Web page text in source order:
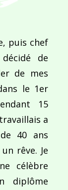
puis chef
de
de mes
le 1er
15
a
40 ans
rêve. Je
célèbre
diplôme